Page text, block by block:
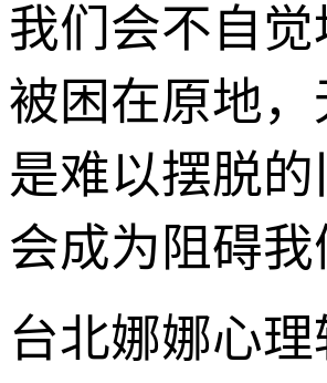
我们会不自
被困在原地
是难以摆脱
会成为阻碍
台北娜娜心